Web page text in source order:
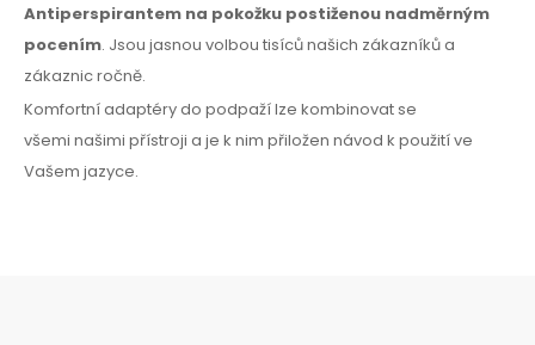
Antiperspirantem na pokožku postiženou nadměrným
pocením. Jsou jasnou volbou tisíců našich zákazníkůa
zákaznicročně.
Komfortní adaptérydo podpažílze kombinovatse
všemi našimi přístroji a je k nim přiložen návod k použitíve
Vašem jazyce.